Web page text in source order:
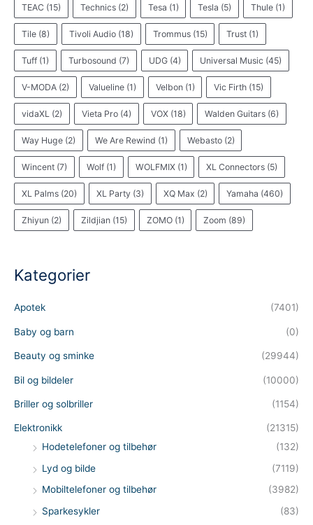
TEAC (15) Technics (2) Tesa (1) Tesla (5) Thule (1)
Tile (8) Tivoli Audio (18) Trommus (15) Trust (1)
Tuff (1) Turbosound (7) UDG (4) Universal Music (45)
V-MODA (2) Valueline (1) Velbon (1) Vic Firth (15)
vidaXL (2) Vieta Pro (4) VOX (18) Walden Guitars (6)
Way Huge (2) We Are Rewind (1) Webasto (2)
Wincent (7) Wolf (1) WOLFMIX (1) XL Connectors (5)
XL Palms (20) XL Party (3) XQ Max (2) Yamaha (460)
Zhiyun (2) Zildjian (15) ZOMO (1) Zoom (89)
Kategorier
Apotek (7401)
Baby og barn (0)
Beauty og sminke (29944)
Bil og bildeler (10000)
Briller og solbriller (1154)
Elektronikk
(21315)
Hodetelefoner og tilbehør
(132)
Lyd og bilde
(7119)
Mobiltelefoner og tilbehør
(3982)
Sparkesykler
(83)